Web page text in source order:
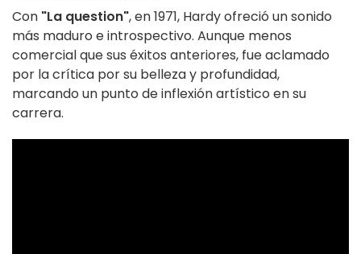
Con "La question", en 1971, Hardy ofreció un sonido
más maduro e introspectivo. Aunque menos
comercial que sus éxitos anteriores, fue aclamado
por la crítica por su belleza y profundidad,
marcando un punto de inflexión artístico en su
carrera.